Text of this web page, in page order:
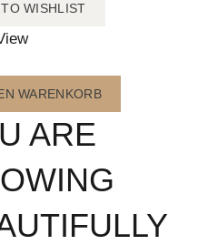
WISHLIST
WARENKORB
ARE